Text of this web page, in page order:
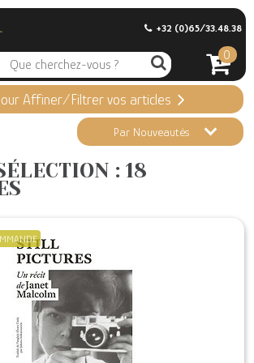
+32 (0)65/33.48.38
0
Sélection
Affiner/Filtrer vos articles
Par Nouveautés
: 18